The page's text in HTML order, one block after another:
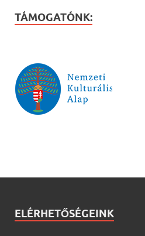
TÁMOGATÓNK:
ELÉRHETŐSÉGEINK